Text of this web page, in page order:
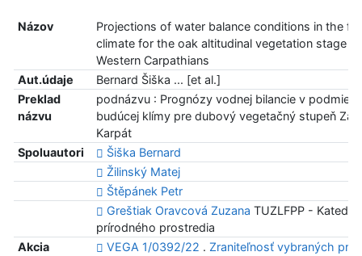
Názov
Projections of water balance conditions in the
climate for the oak altitudinal vegetation stage in
Western Carpathians
Aut.údaje
Bernard Šiška ... [et al.]
Preklad
názvu
podnázvu : Prognózy vodnej bilancie v
budúcej klímy pre dubový vegetačný stupeň
Karpát
Spoluautori
Šiška Bernard
Žilinský Matej
Štěpánek Petr
Greštiak Oravcová Zuzana TUZLFPP - Katedra
prírodného prostredia
Akcia
VEGA 1/0392/22 . Zraniteľnosť vybraných